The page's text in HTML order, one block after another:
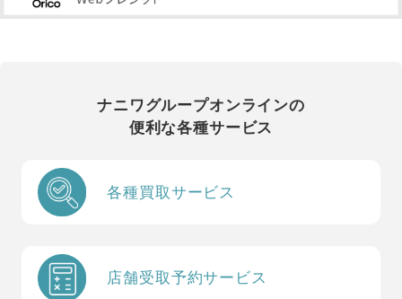
ナニワグループオンラインの
便利な各種サービス
各種買取サービス
店舗受取予約サービス